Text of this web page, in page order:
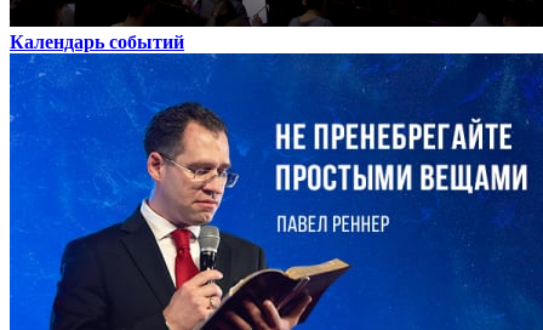
Календарь событий